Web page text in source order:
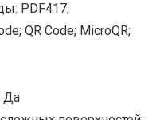
PDF417;
QR Code; MicroQR;
Да